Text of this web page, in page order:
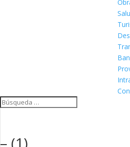
– (1)